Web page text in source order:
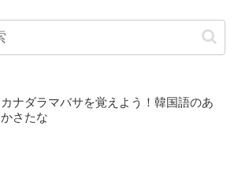
カナダラマバサを覚えよう！韓国語のあ
かさたな